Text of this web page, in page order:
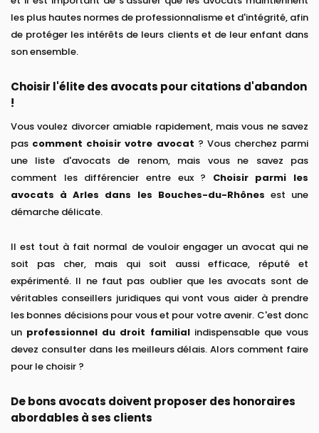
les plus hautes normes de professionnalisme et d'intégrité, afin
de protéger les intérêts de leurs clients et de leur enfant dans
son ensemble.
Choisir l'élite des avocats pour citations d'abandon
!
Vous voulez divorcer amiable rapidement, mais vous ne savez
pas comment choisir votre avocat ? Vous cherchez parmi
une liste d'avocats de renom, mais vous ne savez pas
comment les différencier entre eux ? Choisir parmi les
avocats à Arles dans les Bouches-du-Rhônes est une
démarche délicate.
Il est tout à fait normal de vouloir engager un avocat qui ne
soit pas cher, mais qui soit aussi efficace, réputé et
expérimenté. Il ne faut pas oublier que les avocats sont de
véritables conseillers juridiques qui vont vous aider à prendre
les bonnes décisions pour vous et pour votre avenir. C'est donc
un professionnel du droit familialindispensable que vous
devez consulter dans les meilleurs délais. Alors comment faire
pour le choisir ?
De bons avocats doivent proposer des honoraires
abordables à ses clients